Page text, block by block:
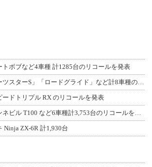
トボブなど4車種 計1285台のリコールを発表
ードトリプル RX のリコールを発表
Ninja ZX-6R 計1,930台